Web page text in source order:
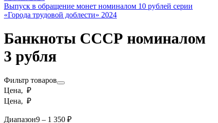
Выпуск в обращение монет номиналом 10 рублей серии
«Города трудовой доблести» 2024
Банкноты СССР номиналом
3 рубля
Фильтр товаров
Цена, ₽
Цена, ₽
Диапазон9 – 1 350 ₽